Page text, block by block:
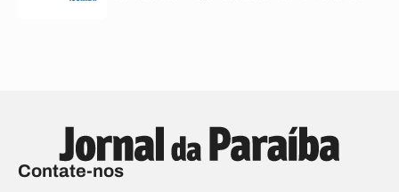
Contate-nos